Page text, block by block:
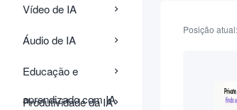
Vídeo de IA
Áudio de IA
Educação e
aprendizado com IA
Produtividade da IA
Posição atual: